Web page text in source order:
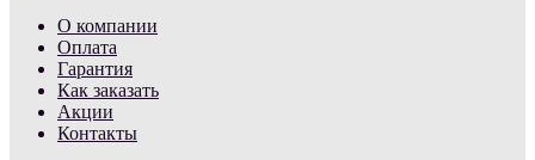
О компании
Оплата
Гарантия
Как заказать
Акции
Контакты